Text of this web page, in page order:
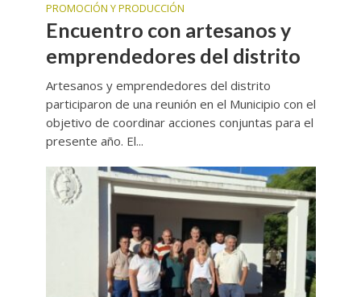
PROMOCIÓN Y PRODUCCIÓN
Encuentro con artesanos y
emprendedores del distrito
Artesanos y emprendedores del distrito
participaron de una reunión en el Municipio con el
objetivo de coordinar acciones conjuntas para el
presente año. El...